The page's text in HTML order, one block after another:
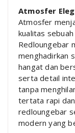
Atmosfer
Atmosfer
kualitas
Redloungebar
menghadirkan
hangat dan
serta detail
tanpa
tertata rapi
redloungebar
modern yang